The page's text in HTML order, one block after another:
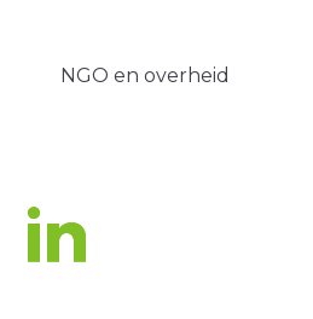
NGO en overheid